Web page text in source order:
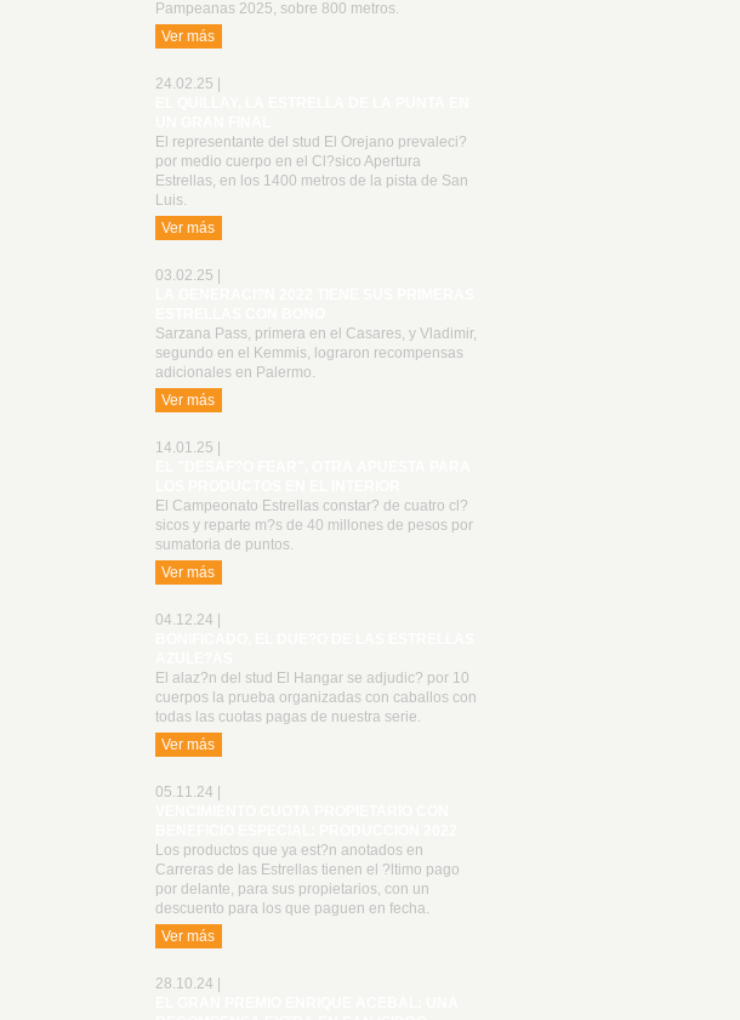
Pampeanas 2025, sobre 800 metros.
Ver más
24.02.25 |
El representante del stud El Orejano prevaleci?
por medio cuerpo en el Cl?sico Apertura
Estrellas, en los 1400 metros de la pista de San
Luis.
Ver más
03.02.25 |
Sarzana Pass, primera en el Casares, y Vladimir,
segundo en el Kemmis, lograron recompensas
adicionales en Palermo.
Ver más
14.01.25 |
El Campeonato Estrellas constar? de cuatro cl?
sicos y reparte m?s de 40 millones de pesos por
sumatoria de puntos.
Ver más
04.12.24 |
El alaz?n del stud El Hangar se adjudic? por 10
cuerpos la prueba organizadas con caballos con
todas las cuotas pagas de nuestra serie.
Ver más
05.11.24 |
Los productos que ya est?n anotados en
Carreras de las Estrellas tienen el ?ltimo pago
por delante, para sus propietarios, con un
descuento para los que paguen en fecha.
Ver más
28.10.24 |